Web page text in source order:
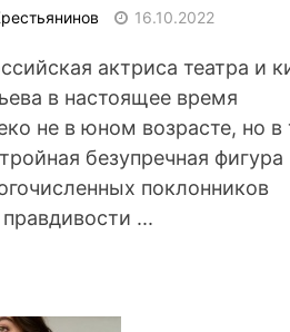
16.10.2022
актриса театра и
в настоящее время
не в юном возрасте, но в
безупречная фигура
поклонников
...